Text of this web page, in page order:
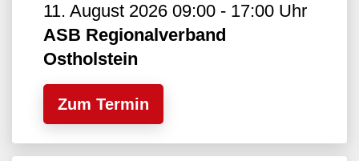
11. August 2026 09:00 - 17:00 Uhr
ASB Regionalverband
Ostholstein
Zum Termin